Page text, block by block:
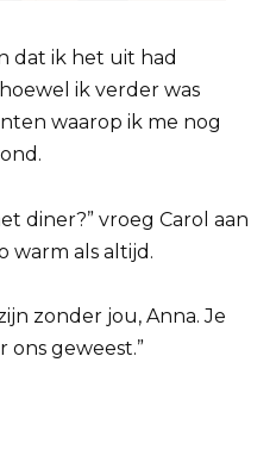
dat ik het uit had
ik verder was
waarop ik me nog
diner?” vroeg Carol aan
warm als altijd.
zonder jou, Anna. Je
ons geweest.”